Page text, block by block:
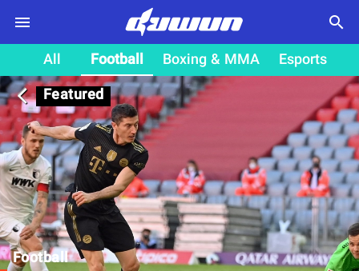
search
All Football Boxing & MMA
Esports
Featured
arrow_back_ios
Football